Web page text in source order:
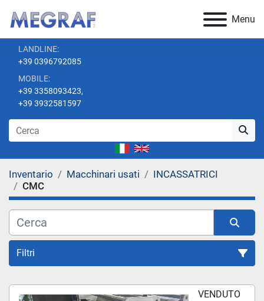
Menu
LANDLINE:
+39 0396792085
MOBILE:
+39 3358093423,
+39 3932581597
Inventario Macchinari usati
INCASSATRICI
CMC
Filtri
CMC (1) VENDUTO